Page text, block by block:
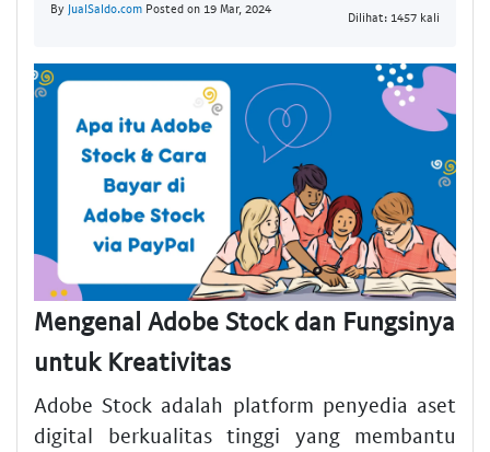
By JualSaldo.com Posted on 19 Mar, 2024
Dilihat: 1457 kali
Mengenal Adobe Stock dan Fungsinya
untuk Kreativitas
Adobe Stock adalah platform penyedia aset
digital berkualitas tinggi yang membantu